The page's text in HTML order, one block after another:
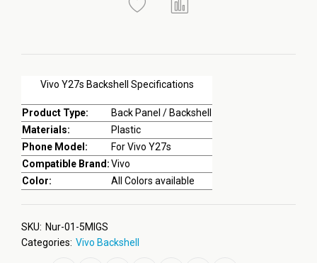
Vivo Y27s Backshell Specifications
Product Type:
Back Panel / Backshell
Materials:
Plastic
Phone Model:
For Vivo Y27s
Compatible Brand:Vivo
Color:
All Colors available
SKU: Nur-01-5MIGS
Categories: Vivo Backshell